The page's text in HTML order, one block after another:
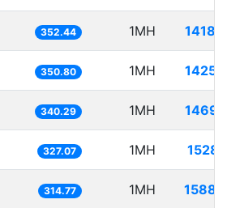
352.44 1MH
350.80 1MH
340.29 1MH
327.07 1MH
314.77 1MH